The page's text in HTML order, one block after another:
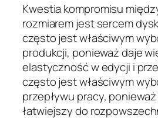
Kwestia kompromisu
rozmiarem jest sercem
często jest właściwym
produkcji, ponieważ daje
elastyczność w edycji i
często jest właściwym
przepływu pracy,
łatwiejszy do